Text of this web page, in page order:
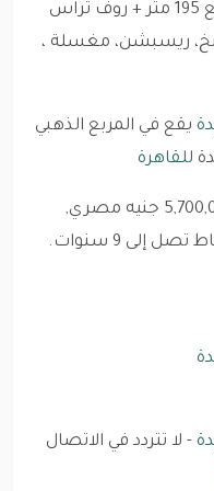
توين هاوس للبيع 195 متر + روف تراس
3 حمام، مطبخ، ريسبشن، مغسلة ،
يقع في المربع الذهبي
للقاهرة
خطة السداد: أقساط تبدأ من 5,700,000 جنيه مصري,
صيانة 10% ، 5٪ دفعة أولى ، أقساط تصل إلى 9 سنوات.
- لا تتردد في الاتصال